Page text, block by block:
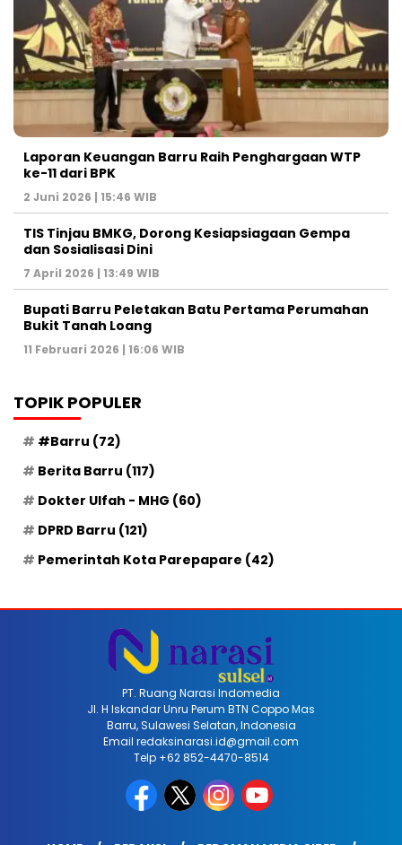
Laporan Keuangan Barru Raih Penghargaan WTP
ke-11 dari BPK
2 Juni 2026 | 15:46 WIB
TIS Tinjau BMKG, Dorong Kesiapsiagaan Gempa
dan Sosialisasi Dini
7 April 2026 | 13:49 WIB
Bupati Barru Peletakan Batu Pertama Perumahan
Bukit Tanah Loang
11 Februari 2026 | 16:06 WIB
TOPIK POPULER
#Barru (72)
Berita Barru (117)
Dokter Ulfah - MHG (60)
DPRD Barru (121)
Pemerintah Kota Parepapare (42)
PT. Ruang Narasi Indomedia
Jl. H Iskandar Unru Perum BTN Coppo Mas
Barru, Sulawesi Selatan, Indonesia
Email redaksinarasi.id@gmail.com
Telp +62 852-4470-8514